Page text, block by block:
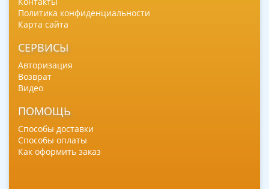
Политика конфиденциальности
Карта сайта
СЕРВИСЫ
Авторизация
Возврат
Видео
ПОМОЩЬ
Способы доставки
Способы оплаты
Как оформить заказ